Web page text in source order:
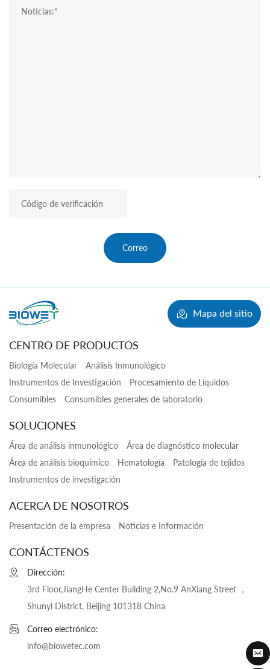
Correo
Mapa del sitio
CENTRO DE PRODUCTOS
Biología Molecular
Análisis Inmunológico
Instrumentos de Investigación
Procesamiento de Líquidos
Consumibles
Consumibles generales de laboratorio
SOLUCIONES
Área de análisis inmunológico
Área de diagnóstico molecular
Área de análisis bioquímico
Hematología
Patología de tejidos
Instrumentos de investigación
ACERCA DE NOSOTROS
Presentación de la empresa Noticias e Información
CONTÁCTENOS
Dirección:
3rd Floor,JiangHe Center Building 2,No.9 AnXiang Street ，
Shunyi District, Beijing 101318 China
Correo electrónico:
info@biowetec.com